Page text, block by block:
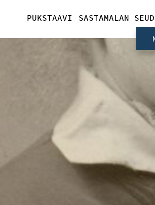
PUKSTAAVI SASTAMALAN